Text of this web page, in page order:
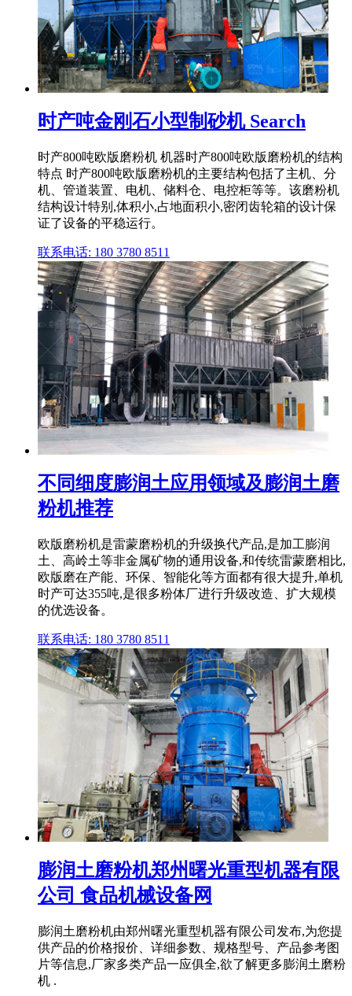
时产吨金刚石小型制砂机 Search
时产800吨欧版磨粉机 机器时产800吨欧版磨粉机的结构
特点 时产800吨欧版磨粉机的主要结构包括了主机、分
机、管道装置、电机、储料仓、电控柜等等。该磨粉机
结构设计特别,体积小,占地面积小,密闭齿轮箱的设计保
证了设备的平稳运行。
联系电话: 180 3780 8511
不同细度膨润土应用领域及膨润土磨
粉机推荐
欧版磨粉机是雷蒙磨粉机的升级换代产品,是加工膨润
土、高岭土等非金属矿物的通用设备,和传统雷蒙磨相比,
欧版磨在产能、环保、智能化等方面都有很大提升,单机
时产可达355吨,是很多粉体厂进行升级改造、扩大规模
的优选设备。
联系电话: 180 3780 8511
膨润土磨粉机郑州曙光重型机器有限
公司 食品机械设备网
膨润土磨粉机由郑州曙光重型机器有限公司发布,为您提
供产品的价格报价、详细参数、规格型号、产品参考图
片等信息,厂家多类产品一应俱全,欲了解更多膨润土磨粉
机 .